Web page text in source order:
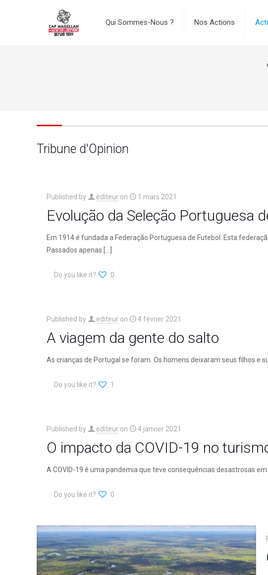
Qui Sommes-Nous ? Nos Actions
Tribune d'Opinion
Published by editeur on 1 mars 2021
Evolução da Seleção Portuguesa
Em 1914 é fundada a Federação Portuguesa de Futebol. Esta
Passados apenas
Do you like it? 0
Published by editeur on 4 février 2021
A viagem da gente do salto
As crianças de Portugal se foram. Os homens deixaram seus filhos e
Do you like it? 1
Published by editeur on 4 janvier 2021
O impacto da COVID-19 no
A COVID-19 é uma pandemia que teve consequências desastrosas
Do you like it? 0